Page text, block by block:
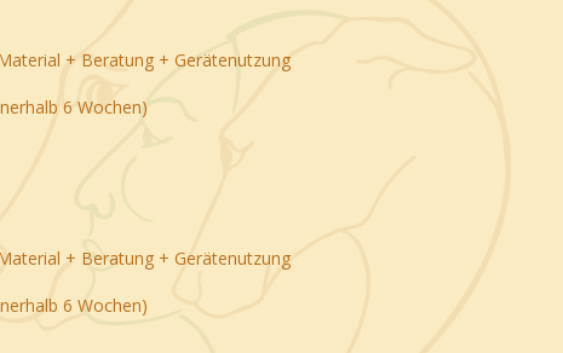
+ Beratung + Gerätenutzung
6 Wochen)
+ Beratung + Gerätenutzung
6 Wochen)